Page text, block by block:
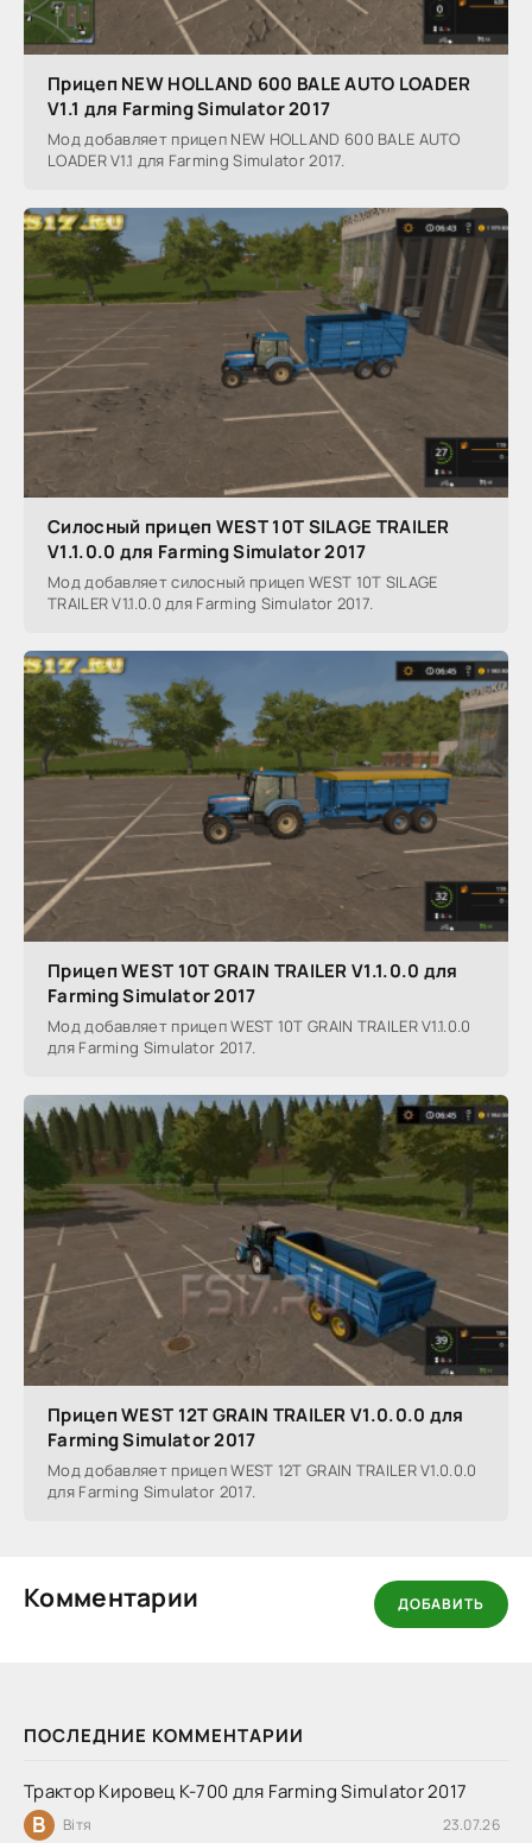
ПОСЛЕДНИЕ КОММЕНТАРИИ
Трактор Кировец К-700 для Farming Simulator 2017
В Вітя 23.07.26
Прицеп NEW HOLLAND 600 BALE AUTO LOADER
V1.1 для Farming Simulator 2017
Мод добавляет прицеп NEW HOLLAND 600 BALE AUTO
LOADER V1.1 для Farming Simulator 2017.
Силосный прицеп WEST 10T SILAGE TRAILER
V1.1.0.0 для Farming Simulator 2017
Мод добавляет силосный прицеп WEST 10T SILAGE
TRAILER V1.1.0.0 для Farming Simulator 2017.
Прицеп WEST 10T GRAIN TRAILER V1.1.0.0 для
Farming Simulator 2017
Мод добавляет прицеп WEST 10T GRAIN TRAILER V1.1.0.0
для Farming Simulator 2017.
Прицеп WEST 12T GRAIN TRAILER V1.0.0.0 для
Farming Simulator 2017
Мод добавляет прицеп WEST 12T GRAIN TRAILER V1.0.0.0
для Farming Simulator 2017.
Комментарии ДОБАВИТЬ